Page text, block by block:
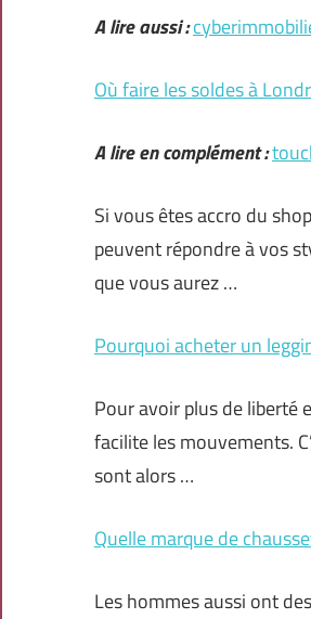
A lire aussi :
Où faire les soldes à
A lire en complément :
Si vous êtes accro du
peuvent répondre à vos
que vous aurez …
Pourquoi acheter un
Pour avoir plus de liberté
facilite les mouvements.
sont alors …
Quelle marque de
Les hommes aussi ont